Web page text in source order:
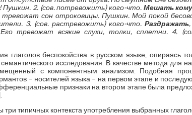
2. (сов. потревожить) кого-что. Мешать
сон отроковицы. Пушкин. Мой покой
3. (сов. растревожить) кого-что. Раздражать
тревожат всякие слухи, толки, сплетни. 4.
глаголов беспокойства в русском языке, опираясь
исследования. В качестве метода для
с компонентным анализом. Подобная
– носителей языка – на первом этапе и
признаки на втором этапе была
типичных контекста употребления выбранных